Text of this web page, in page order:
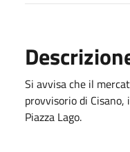
Si avvisa che il
provvisorio di
Piazza Lago.